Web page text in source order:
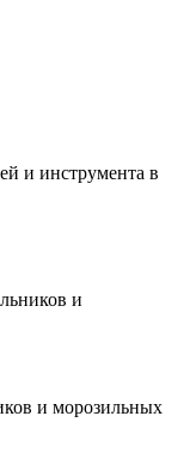
и инструмента в
и
и морозильных